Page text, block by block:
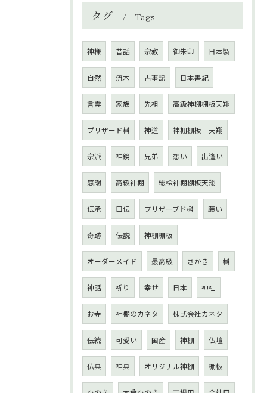
タグ Tags
神様 昔話 宗教 御朱印 日本製
自然 流木 古事記 日本書紀
言霊 家族 先祖 高級神棚棚板天翔
プリザード榊 神道 神棚棚板 天翔
宗派 神鏡 兄弟 想い 出逢い
感謝 高級神棚 総桧神棚棚板天翔
伝承 口伝 プリザーブド榊 願い
奇跡 伝説 神棚棚板
オーダーメイド 最高級 さかき 榊
神話 祈り 幸せ 日本 神社
お寺 神棚のカネタ 株式会社カネタ
伝統 可愛い 国産 神棚 仏壇
仏具 神具 オリジナル神棚 棚板